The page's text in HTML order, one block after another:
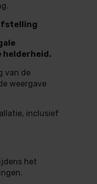
helderheid.
van de
weergave
inclusief
het